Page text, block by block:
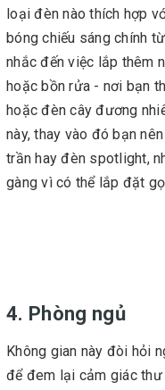
loại đèn nào thích hợp
bóng chiếu sáng chính
nhắc đến việc lắp thêm
hoặc bồn rửa - nơi bạn
hoặc đèn cây đương
này, thay vào đó bạn
trần hay đèn spotlight,
gàng vì có thể lắp đặt
4. Phòng ngủ
Không gian này đòi hỏi
để đem lại cảm giác thư